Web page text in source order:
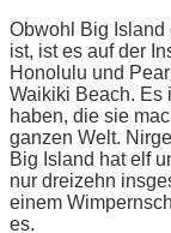
Obwohl Big Island
ist, ist es auf der
Honolulu und
Waikiki Beach. Es
haben, die sie
ganzen Welt.
Big Island hat elf
nur dreizehn
einem
es.